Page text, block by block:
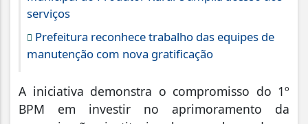
serviços
Prefeitura reconhece trabalho das equipes de
manutenção com nova gratificação
A iniciativa demonstra o compromisso do 1º
BPM em investir no aprimoramento da